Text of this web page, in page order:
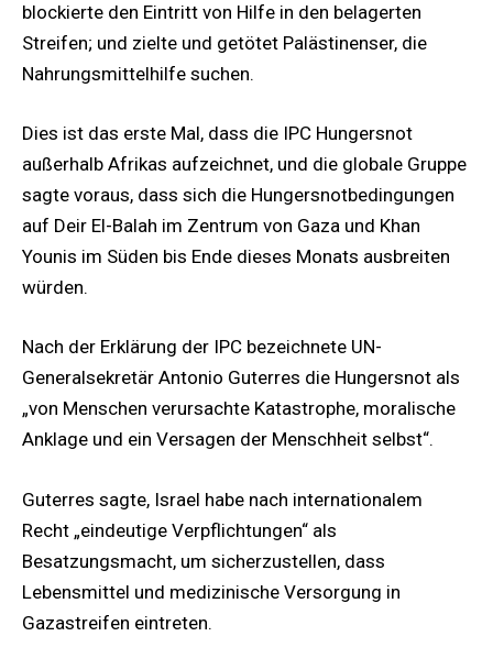
blockierte den Eintritt von Hilfe in den belagerten
Streifen; und zielte und getötet Palästinenser, die
Nahrungsmittelhilfe suchen.
Dies ist das erste Mal, dass die IPC Hungersnot
außerhalb Afrikas aufzeichnet, und die globale Gruppe
sagte voraus, dass sich die Hungersnotbedingungen
auf Deir El-Balah im Zentrum von Gaza und Khan
Younis im Süden bis Ende dieses Monats ausbreiten
würden.
Nach der Erklärung der IPC bezeichnete UN-
Generalsekretär Antonio Guterres die Hungersnot als
„von Menschen verursachte Katastrophe, moralische
Anklage und ein Versagen der Menschheit selbst“.
Guterres sagte, Israel habe nach internationalem
Recht „eindeutige Verpflichtungen“ als
Besatzungsmacht, um sicherzustellen, dass
Lebensmittel und medizinische Versorgung in
Gazastreifen eintreten.